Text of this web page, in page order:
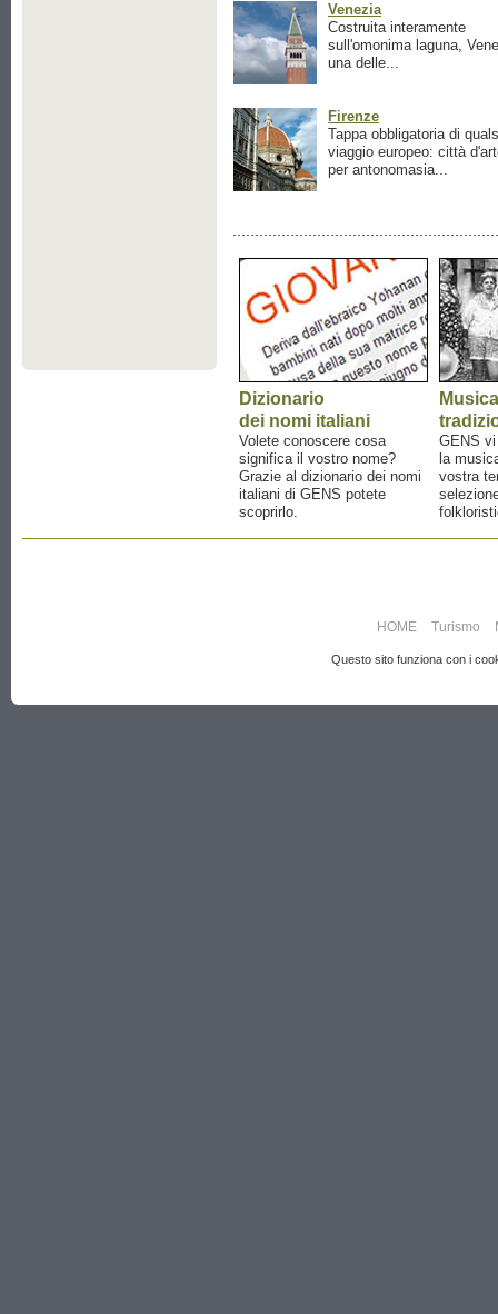
Venezia
Costruita interamente
sull'omonima laguna,
una delle...
Firenze
Tappa obbligatoria di
viaggio europeo: città
per antonomasia...
Dizionario
dei nomi italiani
Volete conoscere cosa
significa il vostro nome?
Grazie al dizionario dei nomi
italiani di GENS potete
scoprirlo.
Musica
GENS
la
vostra
HOME Turismo
Questo sito funziona con i